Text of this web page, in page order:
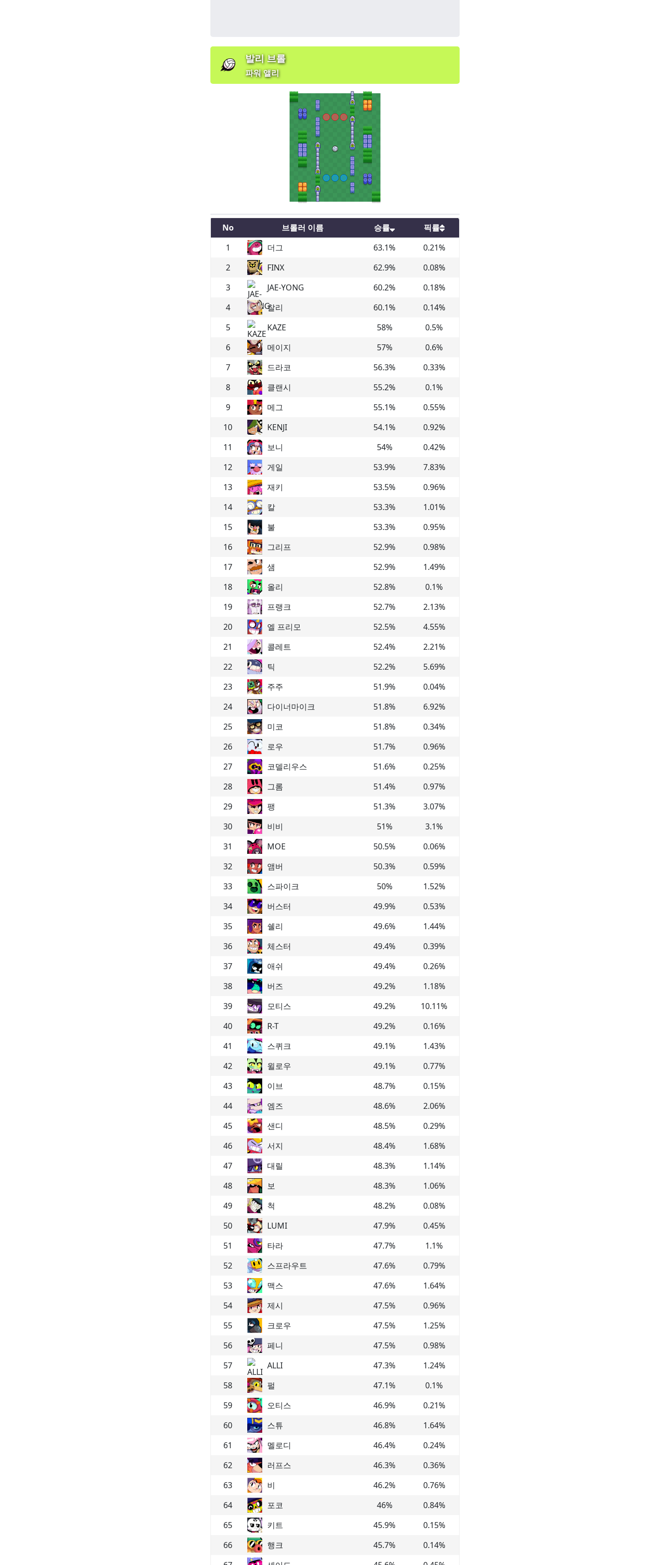
발리 브롤
파워 앨리
No 브롤러 이름 승률
픽률
1
더그 63.1% 0.21%
2
FINX 62.9% 0.08%
3
JAE-YONG 60.2% 0.18%
4
찰리 60.1% 0.14%
5
KAZE 58% 0.5%
6
메이지 57% 0.6%
7
드라코 56.3% 0.33%
8
클랜시 55.2% 0.1%
9
메그 55.1% 0.55%
10
KENJI 54.1% 0.92%
11
보니 54% 0.42%
12
게일 53.9% 7.83%
13
재키 53.5% 0.96%
14
칼 53.3% 1.01%
15
불 53.3% 0.95%
16
그리프 52.9% 0.98%
17
샘 52.9% 1.49%
18
올리 52.8% 0.1%
19
프랭크 52.7% 2.13%
20
엘 프리모 52.5% 4.55%
21
콜레트 52.4% 2.21%
22
틱 52.2% 5.69%
23
주주 51.9% 0.04%
24
다이너마이크 51.8% 6.92%
25
미코 51.8% 0.34%
26
로우 51.7% 0.96%
27
코델리우스 51.6% 0.25%
28
그롬 51.4% 0.97%
29
팽 51.3% 3.07%
30
비비 51% 3.1%
31
MOE 50.5% 0.06%
32
앰버 50.3% 0.59%
33
스파이크 50% 1.52%
34
버스터 49.9% 0.53%
35
쉘리 49.6% 1.44%
36
체스터 49.4% 0.39%
37
애쉬 49.4% 0.26%
38
버즈 49.2% 1.18%
39
모티스 49.2% 10.11%
40
R-T 49.2% 0.16%
41
스퀴크 49.1% 1.43%
42
윌로우 49.1% 0.77%
43
이브 48.7% 0.15%
44
엠즈 48.6% 2.06%
45
샌디 48.5% 0.29%
46
서지 48.4% 1.68%
47
대릴 48.3% 1.14%
48
보 48.3% 1.06%
49
척 48.2% 0.08%
50
LUMI 47.9% 0.45%
51
타라 47.7% 1.1%
52
스프라우트 47.6% 0.79%
53
맥스 47.6% 1.64%
54
제시 47.5% 0.96%
55
크로우 47.5% 1.25%
56
페니 47.5% 0.98%
57
ALLI 47.3% 1.24%
58
펄 47.1% 0.1%
59
오티스 46.9% 0.21%
60
스튜 46.8% 1.64%
61
멜로디 46.4% 0.24%
62
러프스 46.3% 0.36%
63
비 46.2% 0.76%
64
포코 46% 0.84%
65
키트 45.9% 0.15%
66
행크 45.7% 0.14%